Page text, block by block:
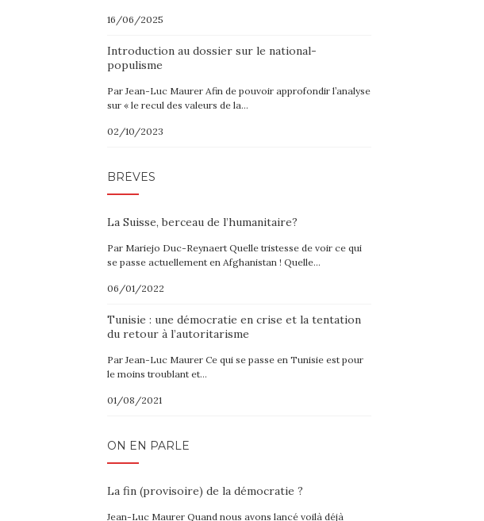
16/06/2025
Introduction au dossier sur le national-
populisme
Par Jean-Luc Maurer Afin de pouvoir approfondir l’analyse
sur « le recul des valeurs de la…
02/10/2023
BRÈVES
La Suisse, berceau de l’humanitaire?
Par Mariejo Duc-Reynaert Quelle tristesse de voir ce qui
se passe actuellement en Afghanistan ! Quelle…
06/01/2022
Tunisie : une démocratie en crise et la tentation
du retour à l’autoritarisme
Par Jean-Luc Maurer Ce qui se passe en Tunisie est pour
le moins troublant et…
01/08/2021
ON EN PARLE
La fin (provisoire) de la démocratie ?
Jean-Luc Maurer Quand nous avons lancé voilà déjà